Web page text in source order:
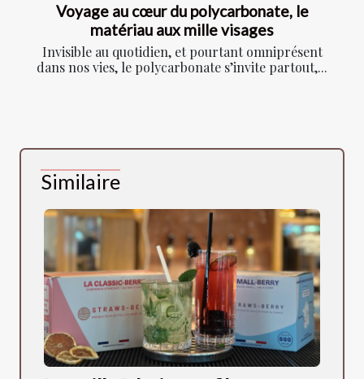
Voyage au cœur du polycarbonate, le
matériau aux mille visages
Invisible au quotidien, et pourtant omniprésent
dans nos vies, le polycarbonate s’invite partout,...
Similaire